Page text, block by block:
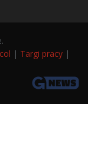
| Targi pracy |